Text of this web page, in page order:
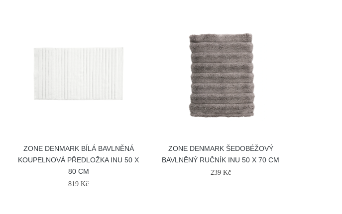
ZONE DENMARK BÍLÁ BAVLNĚNÁ
KOUPELNOVÁ PŘEDLOŽKA INU 50 X
80 CM
819 Kč
ZONE DENMARK ŠEDOBÉŽOVÝ
BAVLNĚNÝ RUČNÍK INU 50 X 70 CM
239 Kč